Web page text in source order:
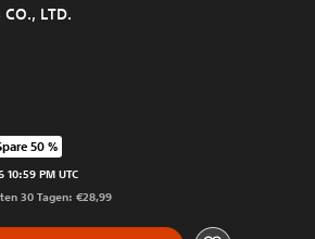
CO., LTD.
gegenüber dem Originalpreis von
50 %
PM UTC
30 Tagen: €28,99